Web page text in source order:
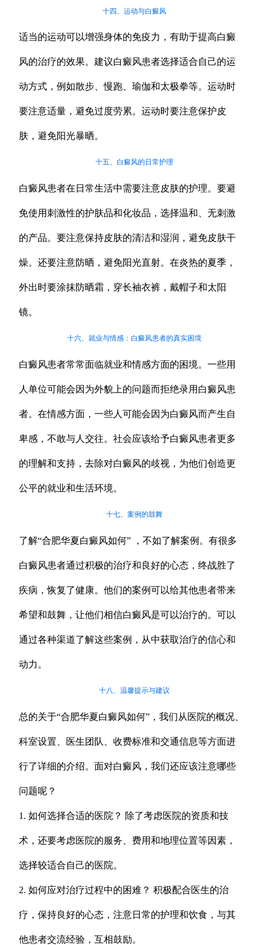
十四、运动与白癜风
适当的运动可以增强身体的免疫力，有助于提高白癜
风的治疗的效果。建议白癜风患者选择适合自己的运
动方式，例如散步、慢跑、瑜伽和太极拳等。运动时
要注意适量，避免过度劳累。运动时要注意保护皮
肤，避免阳光暴晒。
十五、白癜风的日常护理
白癜风患者在日常生活中需要注意皮肤的护理。要避
免使用刺激性的护肤品和化妆品，选择温和、无刺激
的产品。要注意保持皮肤的清洁和湿润，避免皮肤干
燥。还要注意防晒，避免阳光直射。在炎热的夏季，
外出时要涂抹防晒霜，穿长袖衣裤，戴帽子和太阳
镜。
十六、就业与情感：白癜风患者的真实困境
白癜风患者常常面临就业和情感方面的困境。一些用
人单位可能会因为外貌上的问题而拒绝录用白癜风患
者。在情感方面，一些人可能会因为白癜风而产生自
卑感，不敢与人交往。社会应该给予白癜风患者更多
的理解和支持，去除对白癜风的歧视，为他们创造更
公平的就业和生活环境。
十七、案例的鼓舞
了解“合肥华夏白癜风如何” ，不如了解案例。有很多
白癜风患者通过积极的治疗和良好的心态，终战胜了
疾病，恢复了健康。他们的案例可以给其他患者带来
希望和鼓舞，让他们相信白癜风是可以治疗的。可以
通过各种渠道了解这些案例，从中获取治疗的信心和
动力。
十八、温馨提示与建议
总的关于“合肥华夏白癜风如何”，我们从医院的概况、
科室设置、医生团队、收费标准和交通信息等方面进
行了详细的介绍。面对白癜风，我们还应该注意哪些
问题呢？
1. 如何选择合适的医院？ 除了考虑医院的资质和技
术，还要考虑医院的服务、费用和地理位置等因素，
选择较适合自己的医院。
2. 如何应对治疗过程中的困难？ 积极配合医生的治
疗，保持良好的心态，注意日常的护理和饮食，与其
他患者交流经验，互相鼓励。